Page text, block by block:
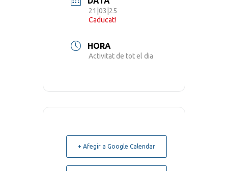
21|03|25
Caducat!
HORA
Activitat de tot el dia
+ Afegir a Google Calendar